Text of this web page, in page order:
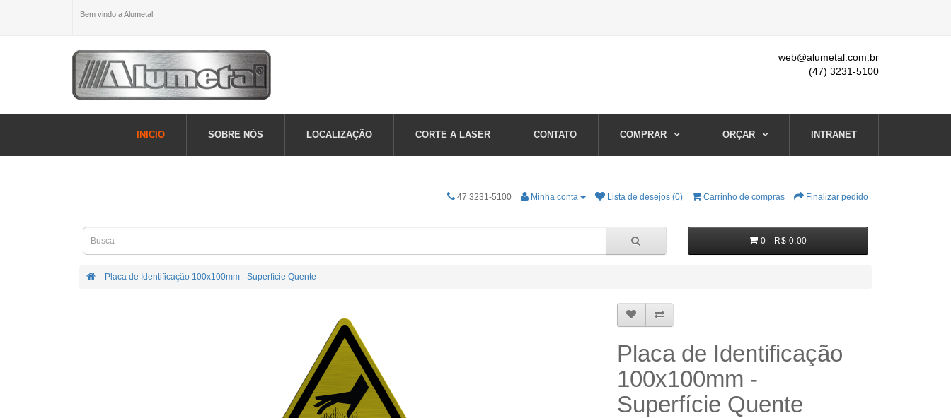
Bem vindo a Alumetal
web@alumetal.com.br
(47) 3231-5100
INICIO SOBRE NÓS LOCALIZAÇÃO CORTE A LASER CONTATO COMPRAR ORÇAR INTRANET
47 3231-5100 Minha conta Lista de desejos (0) Carrinho de compras Finalizar pedido
0 - R$ 0,00
Placa de Identificação 100x100mm - Superfície Quente
Placa de Identificação
100x100mm -
Superfície Quente